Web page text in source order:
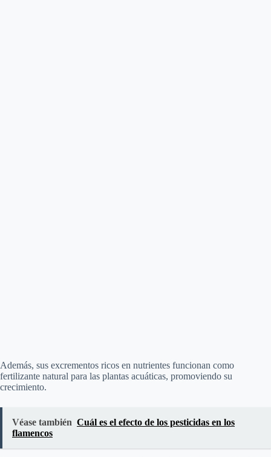
Además, sus excrementos ricos en nutrientes funcionan como
fertilizante natural para las plantas acuáticas, promoviendo su
crecimiento.
Véase también Cuál es el efecto de los pesticidas en los
flamencos